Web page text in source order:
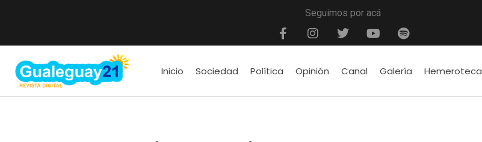
Seguimos por acá
Inicio Sociedad Política Opinión Canal Galería Hemeroteca